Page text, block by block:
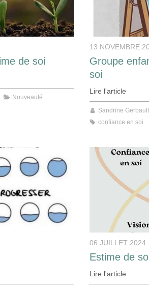
de soi
Nouveauté
13 NOVEMBRE
Groupe
soi
Lire l'article
Sandrine
confiance en soi
06 JUILLET 2024
Estime de
Lire l'article